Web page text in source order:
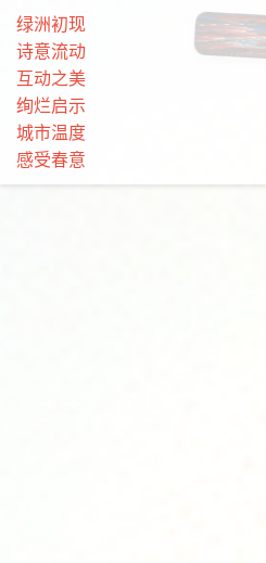
绿洲初现
诗意流动
互动之美
绚烂启示
城市温度
感受春意